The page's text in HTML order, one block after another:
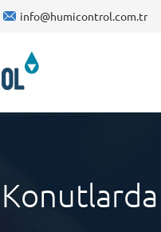
info@humicontrol.com.tr